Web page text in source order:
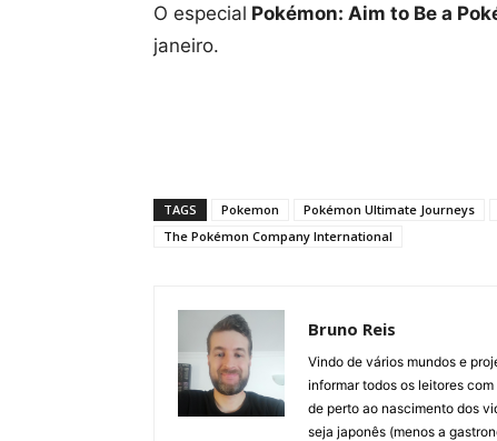
O especial Pokémon: Aim to Be a
janeiro.
TAGS Pokemon Pokémon Ultimate Journeys
The Pokémon Company International
Bruno Reis
Vindo de vários mundos e
informar todos os leitores
de perto ao nascimento dos
seja japonês (menos a